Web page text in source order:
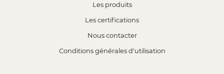
Les produits
Les certifications
Nous contacter
Conditions générales d'utilisation